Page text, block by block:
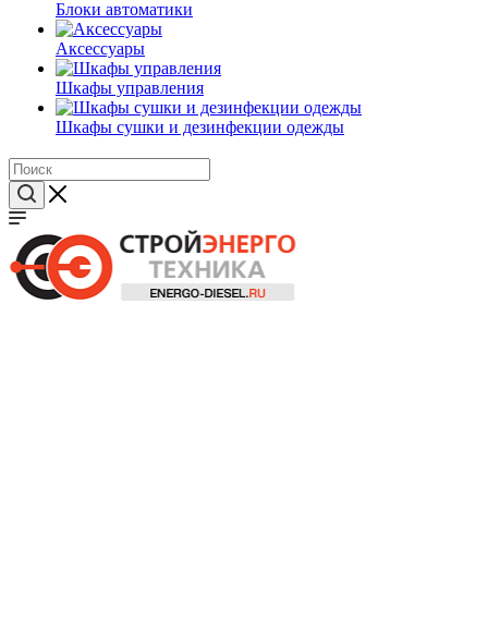
Блоки автоматики
Аксессуары
Шкафы управления
Шкафы сушки и дезинфекции одежды